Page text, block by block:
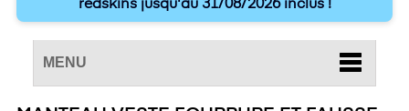
redskins jusqu'au 31/08/2026 inclus !
MENU